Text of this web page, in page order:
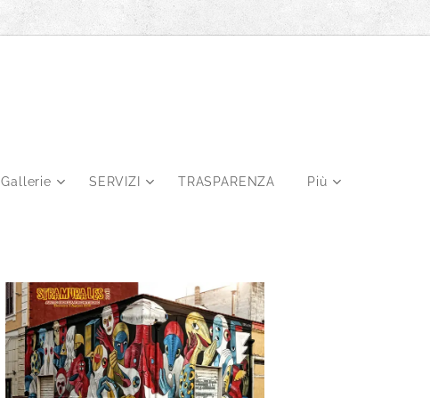
Gallerie SERVIZI TRASPARENZA Più